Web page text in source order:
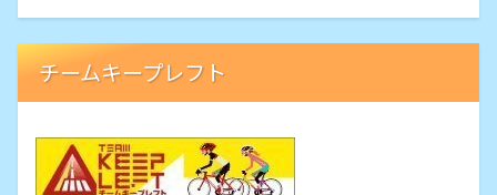
チームキープレフト